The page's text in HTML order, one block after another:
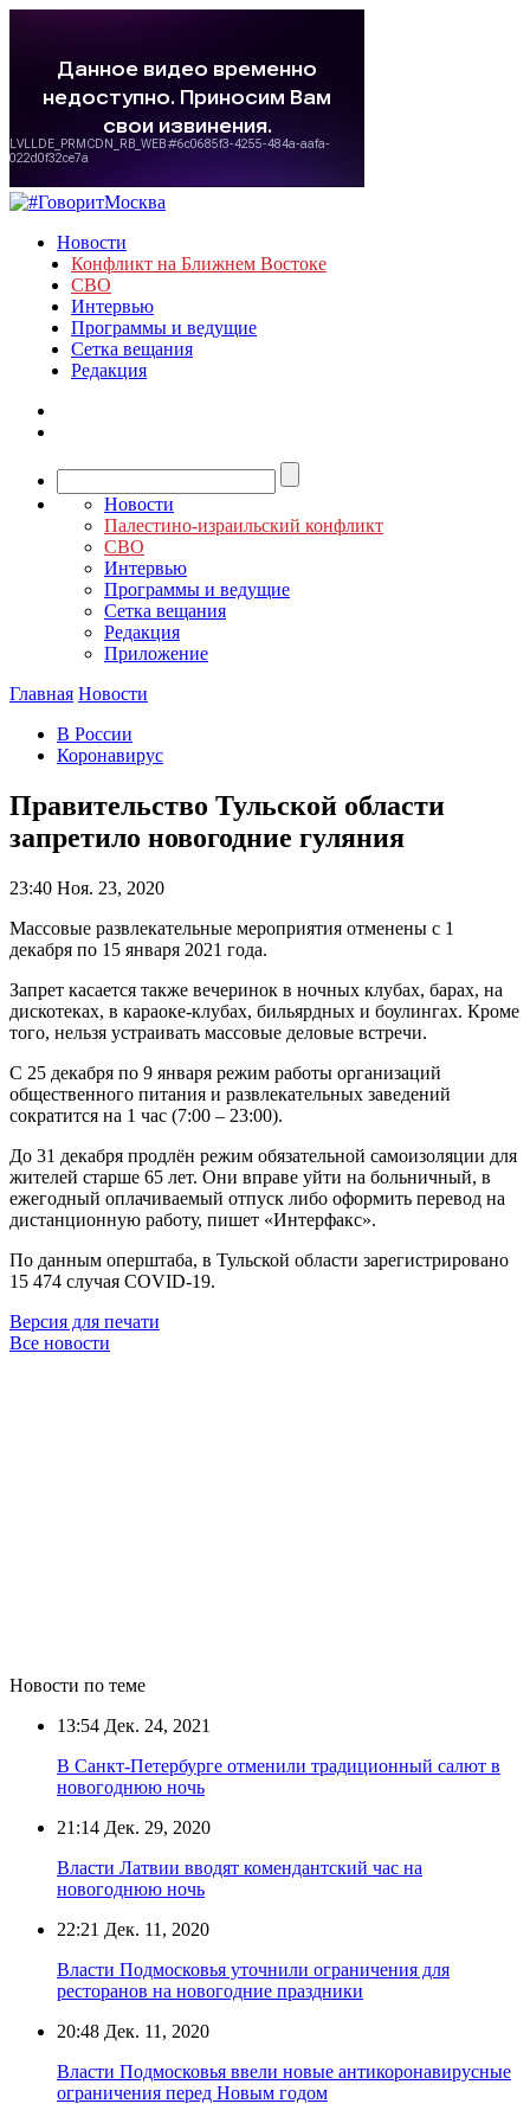
Новости
Конфликт на Ближнем Востоке
СВО
Интервью
Программы и ведущие
Сетка вещания
Редакция
Новости
Палестино-израильский конфликт
СВО
Интервью
Программы и ведущие
Сетка вещания
Редакция
Приложение
Главная Новости
В России
Коронавирус
Правительство Тульской области
запретило новогодние гуляния
23:40 Ноя. 23, 2020
Массовые развлекательные мероприятия отменены с 1
декабря по 15 января 2021 года.
Запрет касается также вечеринок в ночных клубах, барах, на
дискотеках, в караоке-клубах, бильярдных и боулингах. Кроме
того, нельзя устраивать массовые деловые встречи.
С 25 декабря по 9 января режим работы организаций
общественного питания и развлекательных заведений
сократится на 1 час (7:00 – 23:00).
До 31 декабря продлён режим обязательной самоизоляции для
жителей старше 65 лет. Они вправе уйти на больничный, в
ежегодный оплачиваемый отпуск либо оформить перевод на
дистанционную работу, пишет «Интерфакс».
По данным оперштаба, в Тульской области зарегистрировано
15 474 случая COVID-19.
Версия для печати
Все новости
Новости по теме
13:54 Дек. 24, 2021
В Санкт-Петербурге отменили традиционный салют в
новогоднюю ночь
21:14 Дек. 29, 2020
Власти Латвии вводят комендантский час на
новогоднюю ночь
22:21 Дек. 11, 2020
Власти Подмосковья уточнили ограничения для
ресторанов на новогодние праздники
20:48 Дек. 11, 2020
Власти Подмосковья ввели новые антикоронавирусные
ограничения перед Новым годом